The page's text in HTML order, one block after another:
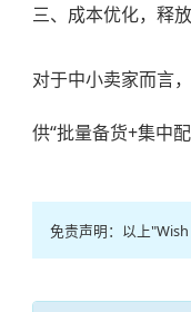
三、成本优化，释
对于中小卖家而言
供“批量备货+集中
免责声明：以上